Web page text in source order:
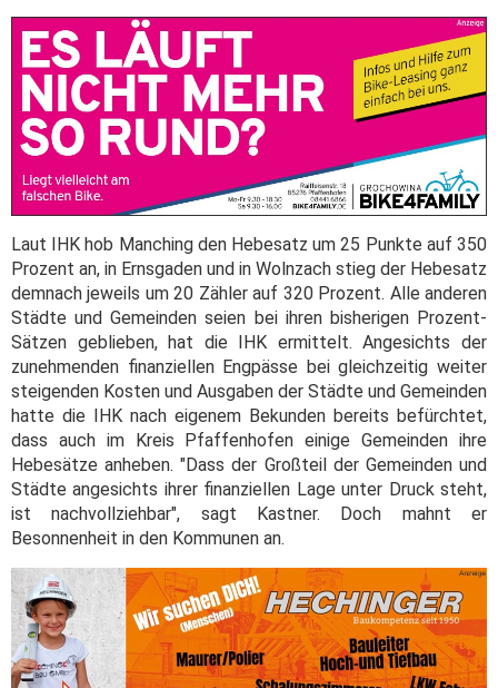
Laut IHK hob Manching den Hebesatz um 25 Punkte auf 350
Prozent an, in Ernsgaden und in Wolnzach stieg der Hebesatz
demnach jeweils um 20 Zähler auf 320 Prozent. Alle anderen
Städte und Gemeinden seien bei ihren bisherigen Prozent-
Sätzen geblieben, hat die IHK ermittelt. Angesichts der
zunehmenden finanziellen Engpässe bei gleichzeitig weiter
steigenden Kosten und Ausgaben der Städte und Gemeinden
hatte die IHK nach eigenem Bekunden bereits befürchtet,
dass auch im Kreis Pfaffenhofen einige Gemeinden ihre
Hebesätze anheben. "Dass der Großteil der Gemeinden und
Städte angesichts ihrer finanziellen Lage unter Druck steht,
ist nachvollziehbar", sagt Kastner. Doch mahnt er
Besonnenheit in den Kommunen an.